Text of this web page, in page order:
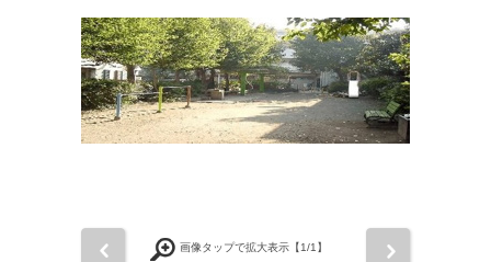
画像タップで拡大表示【1/1】